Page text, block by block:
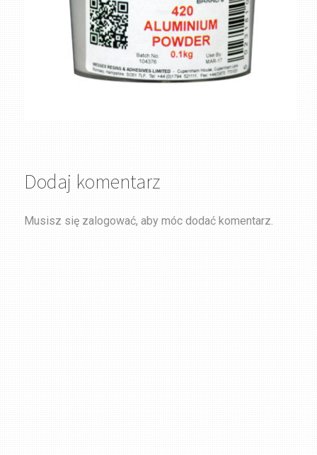
Dodaj komentarz
Musisz się zalogować, aby móc dodać komentarz.